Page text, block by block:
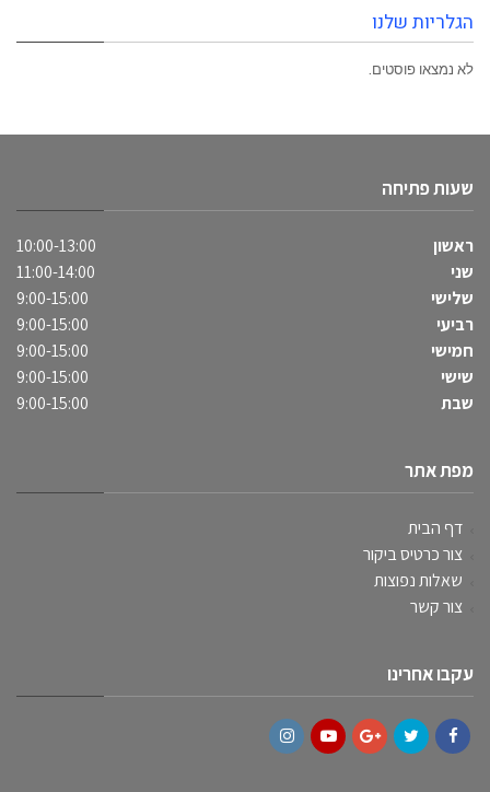
הגלריות שלנו
לא נמצאו פוסטים.
שעות פתיחה
ראשון
10:00-13:00
שני
11:00-14:00
שלישי
9:00-15:00
רביעי
9:00-15:00
חמישי
9:00-15:00
שישי
9:00-15:00
שבת
9:00-15:00
מפת אתר
דף הבית
צור כרטיס ביקור
שאלות נפוצות
צור קשר
עקבו אחרינו